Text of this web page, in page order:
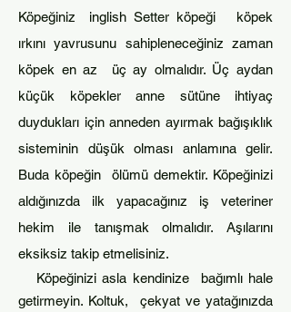
Köpeğiniz inglish Setter köpeği köpek
ırkını yavrusunu sahipleneceğiniz zaman
köpek en az üç ay olmalıdır. Üç aydan
küçük köpekler anne sütüne ihtiyaç
duydukları için anneden ayırmak bağışıklık
sisteminin düşük olması anlamına gelir.
Buda köpeğin
ölümü demektir. Köpeğinizi
aldığınızda ilk yapacağınız iş veteriner
hekim ile tanışmak olmalıdır. Aşılarını
eksiksiz takip etmelisiniz.
Köpeğinizi asla kendinize bağımlı hale
getirmeyin. Koltuk, çekyat ve yatağınızda